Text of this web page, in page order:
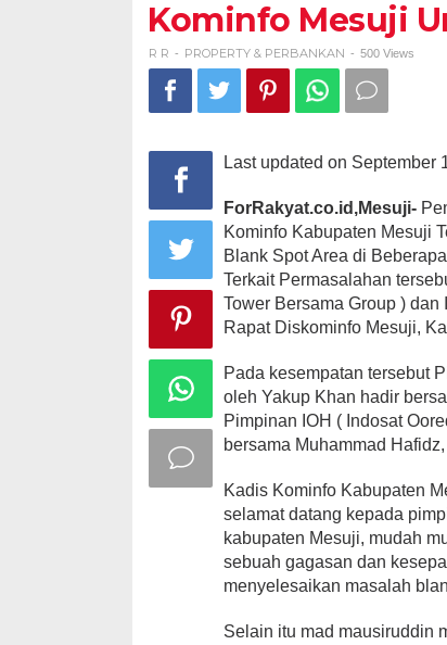
Kominfo Mesuji
R R - PROPERTY & PERBANKAN - 500 Views
Last updated on September
ForRakyat.co.id,Mesuji-
Kominfo Kabupaten Mesuji
Blank Spot Area di
Terkait Permasalahan
Tower Bersama Group )
Rapat Diskominfo Mesuji,
Pada kesempatan tersebut
oleh Yakup Khan hadir
Pimpinan IOH ( Indosat
bersama Muhammad
Kadis Kominfo Kabupaten
selamat datang kepada
kabupaten Mesuji, mudah
sebuah gagasan dan
menyelesaikan masalah
Selain itu mad mausiruddin